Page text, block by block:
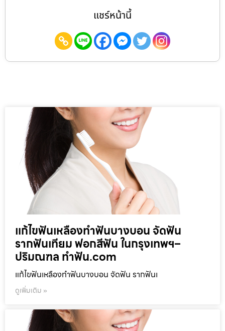
แชร์หน้านี้
แก้ไขฟันเหลืองทำฟันบางบอน จัดฟัน
รากฟันเทียม ฟอกสีฟัน ในกรุงเทพฯ–
ปริมณฑล ทำฟัน.com
แก้ไขฟันเหลืองทำฟันบางบอน จัดฟัน รากฟันเ
ดูเพิ่มเติม »